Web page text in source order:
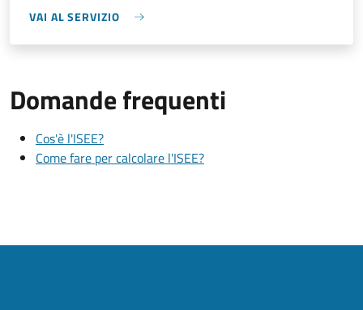
VAI AL SERVIZIO
Domande frequenti
Cos'è l'ISEE?
Come fare per calcolare l'ISEE?